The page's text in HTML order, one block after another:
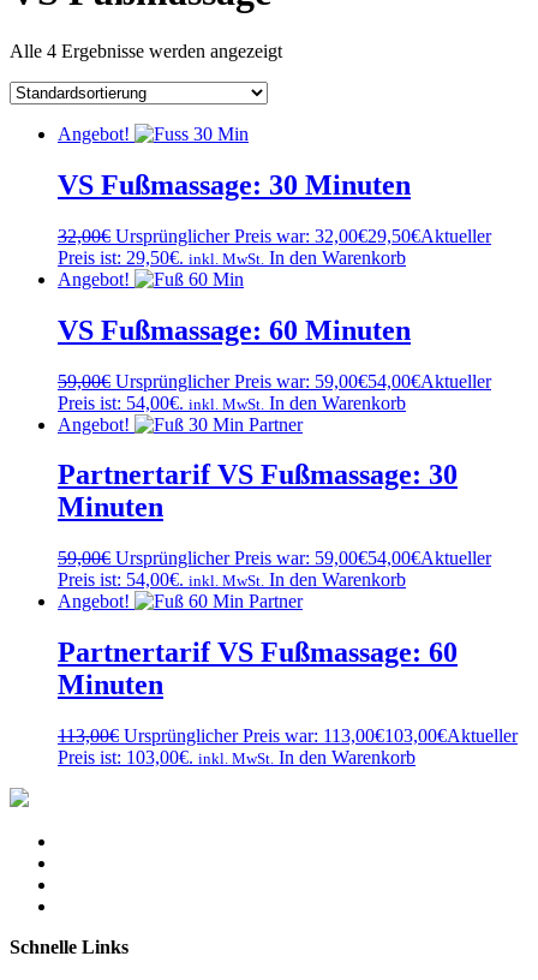
Alle 4 Ergebnisse werden angezeigt
Angebot!
VS Fußmassage: 30 Minuten
32,00€ Ursprünglicher Preis war: 32,00€29,50€Aktueller
Preis ist: 29,50€. inkl. MwSt. In den Warenkorb
Angebot!
VS Fußmassage: 60 Minuten
59,00€ Ursprünglicher Preis war: 59,00€54,00€Aktueller
Preis ist: 54,00€. inkl. MwSt. In den Warenkorb
Angebot!
Partnertarif VS Fußmassage: 30
Minuten
59,00€ Ursprünglicher Preis war: 59,00€54,00€Aktueller
Preis ist: 54,00€. inkl. MwSt. In den Warenkorb
Angebot!
Partnertarif VS Fußmassage: 60
Minuten
113,00€ Ursprünglicher Preis war: 113,00€103,00€Aktueller
Preis ist: 103,00€. inkl. MwSt. In den Warenkorb
Schnelle Links